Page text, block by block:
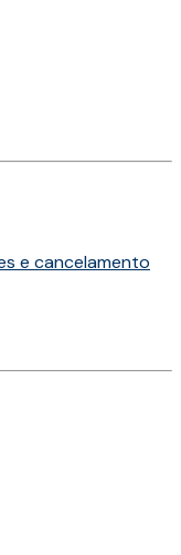
e cancelamento